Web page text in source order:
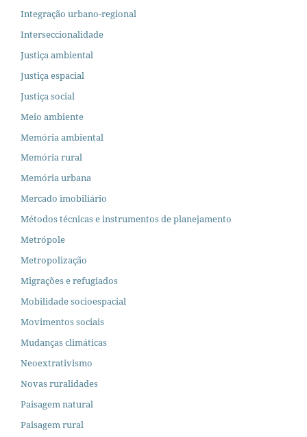
Integração urbano-regional
Interseccionalidade
Justiça ambiental
Justiça espacial
Justiça social
Meio ambiente
Memória ambiental
Memória rural
Memória urbana
Mercado imobiliário
Métodos técnicas e instrumentos de planejamento
Metrópole
Metropolização
Migrações e refugiados
Mobilidade socioespacial
Movimentos sociais
Mudanças climáticas
Neoextrativismo
Novas ruralidades
Paisagem natural
Paisagem rural